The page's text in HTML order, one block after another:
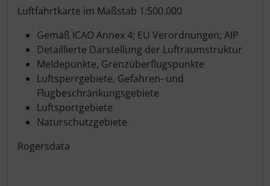
Luftfahrtkarte im Maßstab 1:500.000
Gemäß ICAO Annex 4; EU Verordnungen; AIP
Detaillierte Darstellung der Luftraumstruktur
Meldepunkte, Grenzüberflugspunkte
Luftsperrgebiete, Gefahren- und
Flugbeschränkungsgebiete
Luftsportgebiete
Naturschutzgebiete
Rogersdata